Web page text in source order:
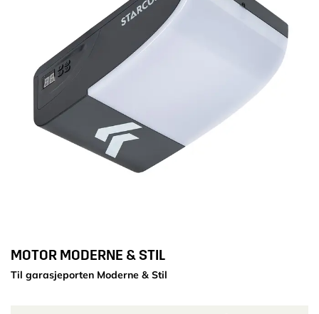
MOTOR MODERNE & STIL
Til garasjeporten Moderne & Stil